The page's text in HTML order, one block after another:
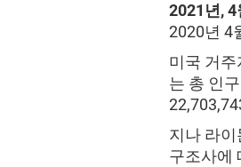
2021년,
2020년 4
미국 거
는 총 인
지나 라이
구조사에